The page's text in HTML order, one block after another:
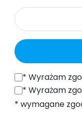
*Wyrażam zgodę na otrzymywanie od SONEL S.A. z siedzibą w ul. Wokulskiego 11, 58-100
*Wyrażam zgodę na przetwarzanie moich danych osobowych (adres e-mail) przez SONEL S.A. z siedzibą w
* wymagane